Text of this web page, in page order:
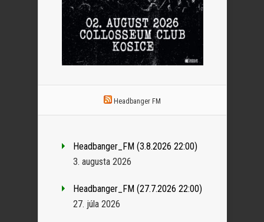
Headbanger FM
Headbanger_FM (3.8.2026 22:00)
3. augusta 2026
Headbanger_FM (27.7.2026 22:00)
27. júla 2026